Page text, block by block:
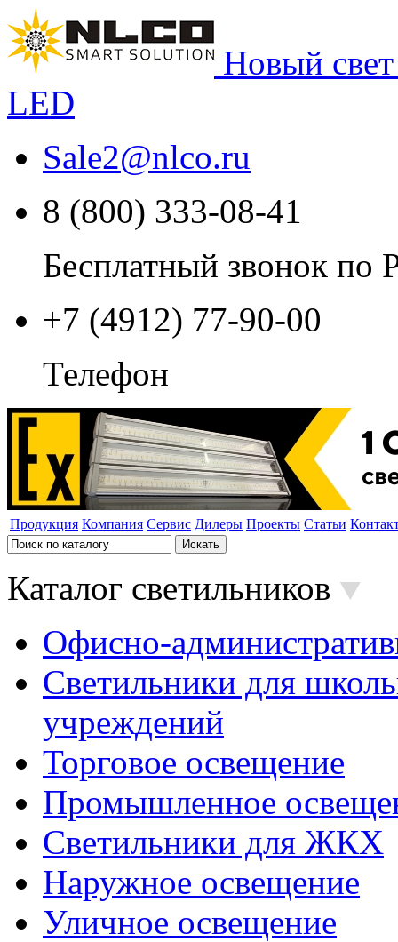
Новый
LED
Sale2@nlco.ru
8 (800) 333-08-41
Бесплатный звонок по
+7 (4912) 77-90-00
Телефон
Продукция Компания Сервис Дилеры Проекты Статьи
Каталог светильников
Офисно-
Светильники для
учреждений
Торговое освещение
Промышленное
Светильники для ЖКХ
Наружное освещение
Уличное освещение